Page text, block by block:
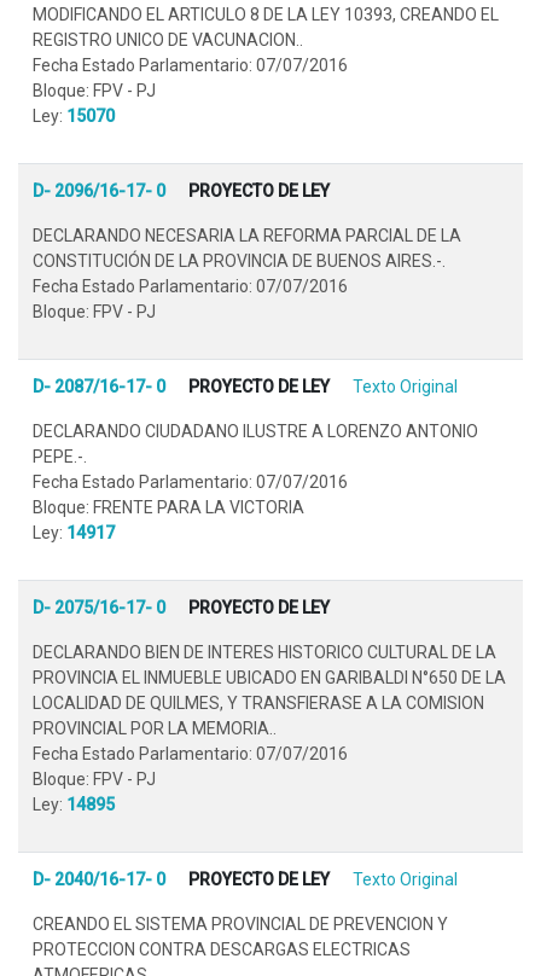
MODIFICANDO EL ARTICULO 8 DE LA LEY 10393, CREANDO EL
REGISTRO UNICO DE VACUNACION..
Fecha Estado Parlamentario: 07/07/2016
Bloque: FPV - PJ
Ley: 15070
D- 2096/16-17- 0 PROYECTO DE LEY
DECLARANDO NECESARIA LA REFORMA PARCIAL DE LA
CONSTITUCIÓN DE LA PROVINCIA DE BUENOS AIRES.-.
Fecha Estado Parlamentario: 07/07/2016
Bloque: FPV - PJ
D- 2087/16-17- 0 PROYECTO DE LEY Texto Original
DECLARANDO CIUDADANO ILUSTRE A LORENZO ANTONIO
PEPE.-.
Fecha Estado Parlamentario: 07/07/2016
Bloque: FRENTE PARA LA VICTORIA
Ley: 14917
D- 2075/16-17- 0 PROYECTO DE LEY
DECLARANDO BIEN DE INTERES HISTORICO CULTURAL DE LA
PROVINCIA EL INMUEBLE UBICADO EN GARIBALDI N°650 DE LA
LOCALIDAD DE QUILMES, Y TRANSFIERASE A LA COMISION
PROVINCIAL POR LA MEMORIA..
Fecha Estado Parlamentario: 07/07/2016
Bloque: FPV - PJ
Ley: 14895
D- 2040/16-17- 0 PROYECTO DE LEY Texto Original
CREANDO EL SISTEMA PROVINCIAL DE PREVENCION Y
PROTECCION CONTRA DESCARGAS ELECTRICAS